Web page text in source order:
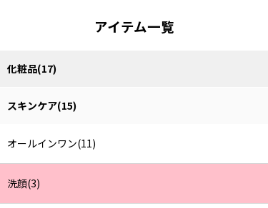
アイテム一覧
化粧品(17)
スキンケア(15)
オールインワン(11)
洗顔(3)